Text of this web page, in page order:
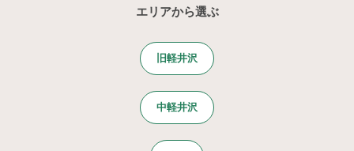
エリアから選ぶ
旧軽井沢
中軽井沢